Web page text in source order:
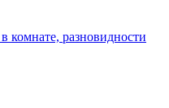
комнате, разновидности